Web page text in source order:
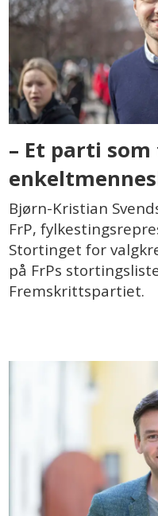
– Et parti
Bjørn-Kristian
FrP,
Stortinget for
på FrPs
Fremskrittspartiet.